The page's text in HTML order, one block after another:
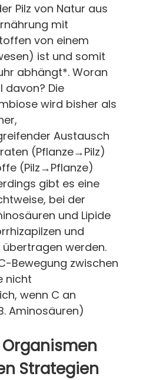
Pilz von Natur aus
mit
von einem
ist und somit
abhängt*. Woran
davon? Die
wird bisher als
Austausch
(Pflanze→Pilz)
(Pilz→Pflanze)
gibt es eine
bei der
und Lipide
und
übertragen werden.
Bewegung zwischen
nicht
wenn C an
Aminosäuren)
Strategien